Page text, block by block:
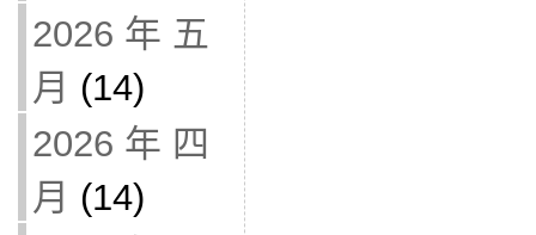
2026 年 五
月 (14)
2026 年 四
月 (14)